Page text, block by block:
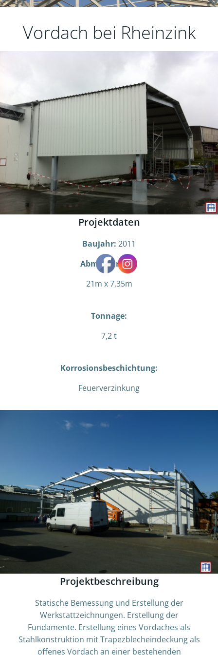
Vordach bei Rheinzink
Projektdaten
Baujahr: 2011
Abmessungen:
21m x 7,35m
Tonnage:
7,2 t
Korrosionsbeschichtung:
Feuerverzinkung
Projektbeschreibung
Statische Bemessung und Erstellung der
Werkstattzeichnungen. Erstellung der
Fundamente. Erstellung eines Vordaches als
Stahlkonstruktion mit Trapezblecheindeckung als
offenes Vordach an einer bestehenden